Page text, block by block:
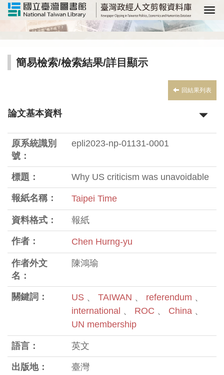
選
簡易檢索/檢索結果/詳目顯示
回結果列表
論文基本資料
原系統識別
號：
epli2023-np-01131-0001
標題： Why US criticism was unavoidable
報紙名稱： Taipei Time
資料格式： 報紙
作者： Chen Hurng-yu
作者外文
名：
陳鴻瑜
關鍵詞： US 、 TAIWAN 、 referendum 、
international 、 ROC 、 China 、
UN membership
語言： 英文
出版地： 臺灣